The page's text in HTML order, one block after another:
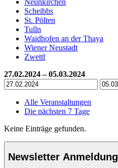
Scheibbs
St. Pölten
Tulln
Waidhofen an der Thaya
Wiener Neustadt
Zwettl
27.02.2024 – 05.03.2024
Alle Veranstaltungen
Die nächsten 7 Tage
Keine Einträge gefunden.
Newsletter Anmeldung